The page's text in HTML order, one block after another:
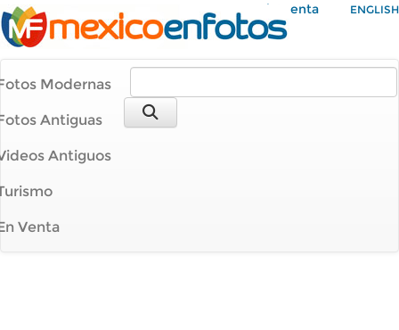
Mi Cuenta ENGLISH
Modernas
Antiguas
Antiguos
Venta